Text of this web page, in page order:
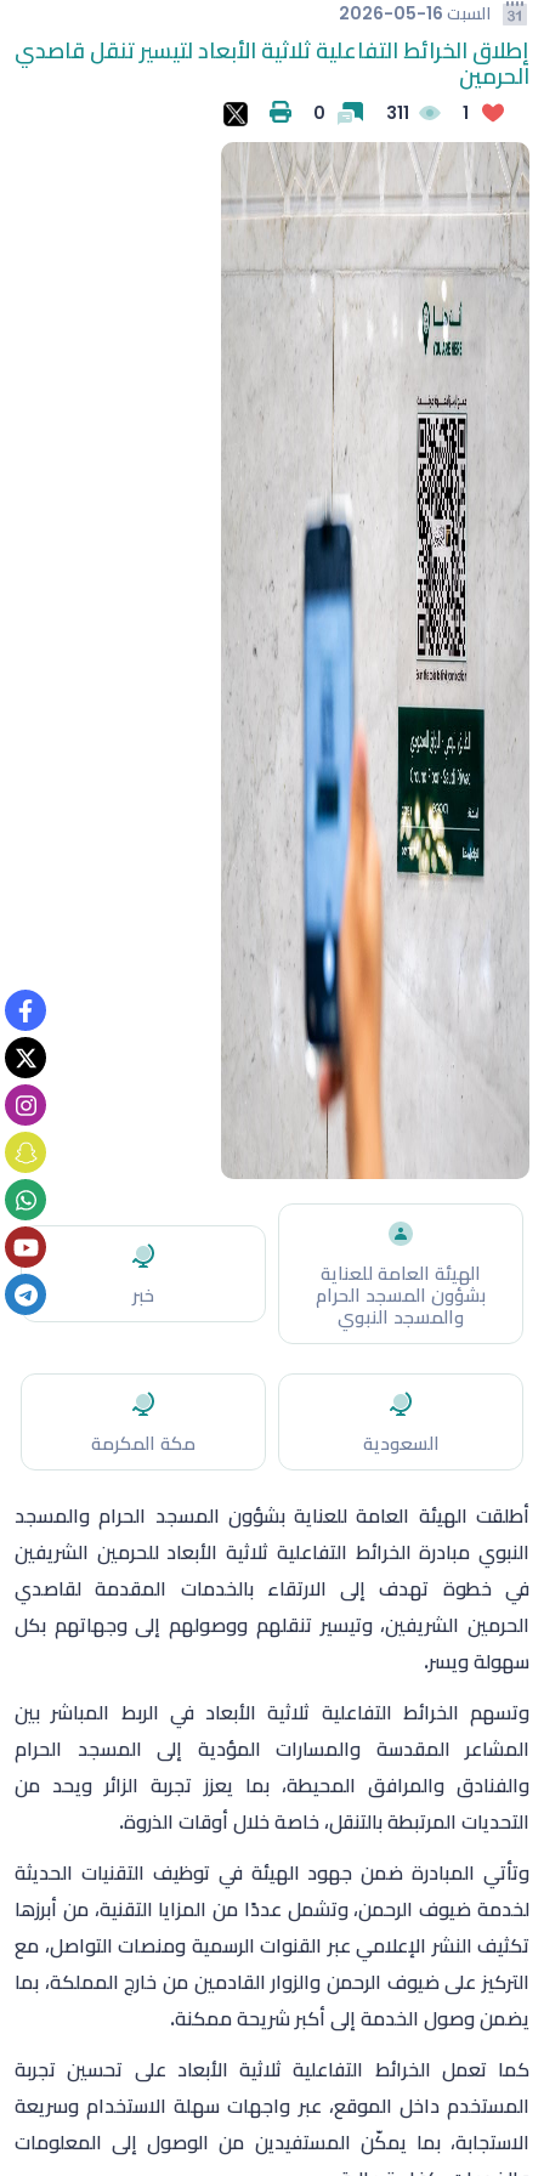
السبت 2026-05-16
إطلاق الخرائط التفاعلية ثلاثية الأبعاد لتيسير تنقل قاصدي
الحرمين
1
311
0
الهيئة العامة للعناية
بشؤون المسجد الحرام
والمسجد النبوي
خبر
السعودية مكة المكرمة
أطلقت الهيئة العامة للعناية بشؤون المسجد الحرام والمسجد
النبوي مبادرة الخرائط التفاعلية ثلاثية الأبعاد للحرمين الشريفين
في خطوة تهدف إلى الارتقاء بالخدمات المقدمة لقاصدي
الحرمين الشريفين، وتيسير تنقلهم ووصولهم إلى وجهاتهم بكل
سهولة ويسر.
وتسهم الخرائط التفاعلية ثلاثية الأبعاد في الربط المباشر بين
المشاعر المقدسة والمسارات المؤدية إلى المسجد الحرام
والفنادق والمرافق المحيطة، بما يعزز تجربة الزائر ويحد من
التحديات المرتبطة بالتنقل، خاصة خلال أوقات الذروة.
وتأتي المبادرة ضمن جهود الهيئة في توظيف التقنيات الحديثة
لخدمة ضيوف الرحمن، وتشمل عددًا من المزايا التقنية، من أبرزها
تكثيف النشر الإعلامي عبر القنوات الرسمية ومنصات التواصل، مع
التركيز على ضيوف الرحمن والزوار القادمين من خارج المملكة، بما
يضمن وصول الخدمة إلى أكبر شريحة ممكنة.
كما تعمل الخرائط التفاعلية ثلاثية الأبعاد على تحسين تجربة
المستخدم داخل الموقع، عبر واجهات سهلة الاستخدام وسريعة
الاستجابة، بما يمكّن المستفيدين من الوصول إلى المعلومات